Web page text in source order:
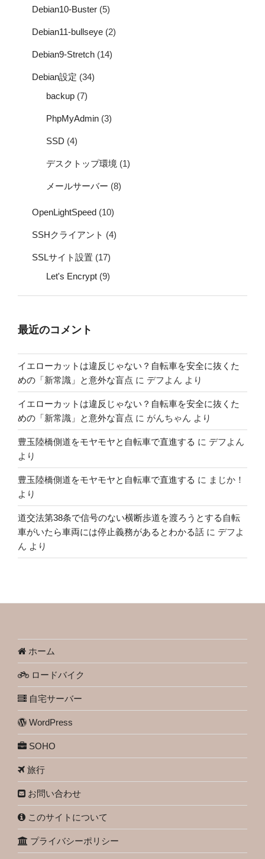
Debian10-Buster (5)
Debian11-bullseye (2)
Debian9-Stretch (14)
Debian設定 (34)
backup (7)
PhpMyAdmin (3)
SSD (4)
デスクトップ環境 (1)
メールサーバー (8)
OpenLightSpeed (10)
SSHクライアント (4)
SSLサイト設置 (17)
Let's Encrypt (9)
最近のコメント
イエローカットは違反じゃない？自転車を安全に抜くた
めの「新常識」と意外な盲点 に デフよん より
イエローカットは違反じゃない？自転車を安全に抜くた
めの「新常識」と意外な盲点 に がんちゃん より
豊玉陸橋側道をモヤモヤと自転車で直進する に デフよん
より
豊玉陸橋側道をモヤモヤと自転車で直進する に まじか！
より
道交法第38条で信号のない横断歩道を渡ろうとする自転
車がいたら車両には停止義務があるとわかる話 に デフよ
ん より
ホーム
ロードバイク
自宅サーバー
WordPress
SOHO
旅行
お問い合わせ
このサイトについて
プライバシーポリシー